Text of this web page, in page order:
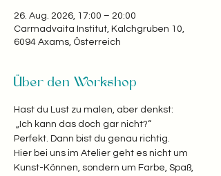
26. Aug. 2026, 17:00 – 20:00
Carmadvaita Institut, Kalchgruben 10,
6094 Axams, Österreich
Über den Workshop
Hast du Lust zu malen, aber denkst:
„Ich kann das doch gar nicht?“
Perfekt. Dann bist du genau richtig.
Hier bei uns im Atelier geht es nicht um
Kunst-Können, sondern um Farbe, Spaß,